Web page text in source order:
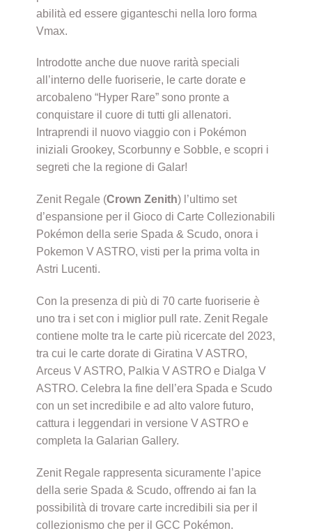
abilità ed essere giganteschi nella loro forma
Vmax.
Introdotte anche due nuove rarità speciali
all’interno delle fuoriserie, le carte dorate e
arcobaleno “Hyper Rare” sono pronte a
conquistare il cuore di tutti gli allenatori.
Intraprendi il nuovo viaggio con i Pokémon
iniziali Grookey, Scorbunny e Sobble, e scopri i
segreti che la regione di Galar!
Zenit Regale (Crown Zenith) l’ultimo set
d’espansione per il Gioco di Carte Collezionabili
Pokémon della serie Spada & Scudo, onora i
Pokemon V ASTRO, visti per la prima volta in
Astri Lucenti.
Con la presenza di più di 70 carte fuoriserie è
uno tra i set con i miglior pull rate. Zenit Regale
contiene molte tra le carte più ricercate del 2023,
tra cui le carte dorate di Giratina V ASTRO,
Arceus V ASTRO, Palkia V ASTRO e Dialga V
ASTRO. Celebra la fine dell’era Spada e Scudo
con un set incredibile e ad alto valore futuro,
cattura i leggendari in versione V ASTRO e
completa la Galarian Gallery.
Zenit Regale rappresenta sicuramente l’apice
della serie Spada & Scudo, offrendo ai fan la
possibilità di trovare carte incredibili sia per il
collezionismo che per il GCC Pokémon.